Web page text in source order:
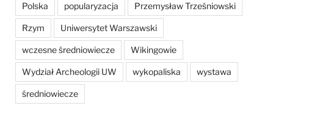
Polska popularyzacja Przemysław Trześniowski
Rzym Uniwersytet Warszawski
wczesne średniowiecze Wikingowie
Wydział Archeologii UW wykopaliska wystawa
średniowiecze